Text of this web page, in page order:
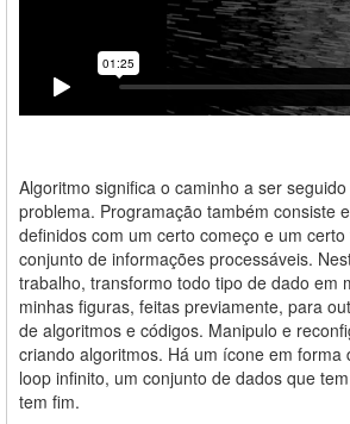
Algoritmo significa o caminho a ser
problema. Programação também consiste
definidos com um certo começo e um
conjunto de informações processáveis.
trabalho, transformo todo tipo de dado em
minhas figuras, feitas previamente, para
de algoritmos e códigos. Manipulo e
criando algoritmos. Há um ícone em forma
loop infinito, um conjunto de dados que
tem fim.